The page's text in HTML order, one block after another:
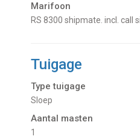
Marifoon
RS 8300 shipmate. incl. call
Tuigage
Type tuigage
Sloep
Aantal masten
1